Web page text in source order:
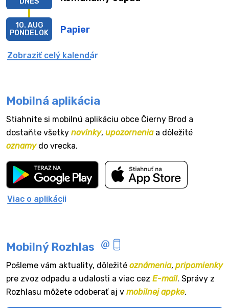
Papier
10. AUG
PONDELOK
Zobraziť celý kalendár
Mobilná aplikácia
Stiahnite si mobilnú aplikáciu obce Čierny Brod a
dostaňte všetky novinky, upozorneniaa dôležité
oznamydo vrecka.
Viac o aplikácii
Mobilný Rozhlas
Pošleme vám aktuality, dôležité oznámenia, pripomienky
pre zvoz odpadu a udalosti a viac cez E-mail. Správy z
Rozhlasu môžete odoberať aj v mobilnej appke.